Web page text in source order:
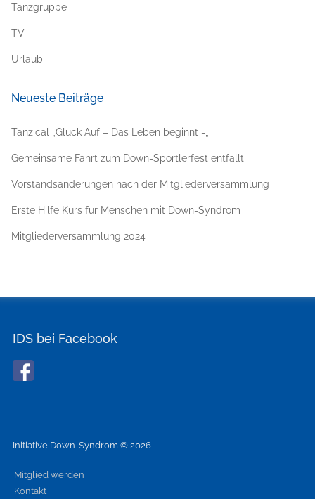
Tanzgruppe
TV
Urlaub
Neueste Beiträge
Tanzical „Glück Auf – Das Leben beginnt -„
Gemeinsame Fahrt zum Down-Sportlerfest entfällt
Vorstandsänderungen nach der Mitgliederversammlung
Erste Hilfe Kurs für Menschen mit Down-Syndrom
Mitgliederversammlung 2024
IDS bei Facebook
Initiative Down-Syndrom © 2026
Mitglied werden
Kontakt